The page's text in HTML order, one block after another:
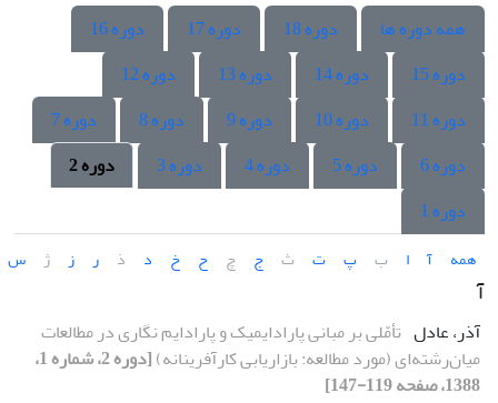
همه دوره ها دوره 18 دوره 17
دوره 16
دوره 15
دوره 14 دوره 13
دوره 12
دوره 11
دوره 10 دوره 9 دوره 8
دوره 7
دوره 6
دوره 5 دوره 4 دوره 3
دوره 2
دوره 1
همه آ ا ب پ ت ث ج چ ح خ د ذ ر ز ژ س
آ
آذر، عادل تأمّلى بر مبانى پارادایمیک و پارادایم نگارى در مطالعات
میان‌رشته‌اى (مورد مطالعه: بازاریابى کارآفرینانه)
[دوره 2، شماره 1،
1388، صفحه 119-147]